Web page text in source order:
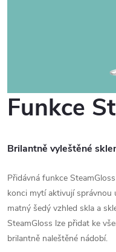
Funkce
Brilantně vyleštěné
Přidávná funkce
konci mytí aktivují správnou
matný šedý vzhled skla a
SteamGloss lze přidat ke
brilantně naleštěné nádobí.